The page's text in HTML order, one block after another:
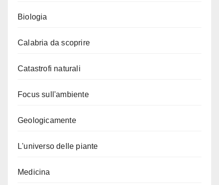
Biologia
Calabria da scoprire
Catastrofi naturali
Focus sull'ambiente
Geologicamente
L'universo delle piante
Medicina